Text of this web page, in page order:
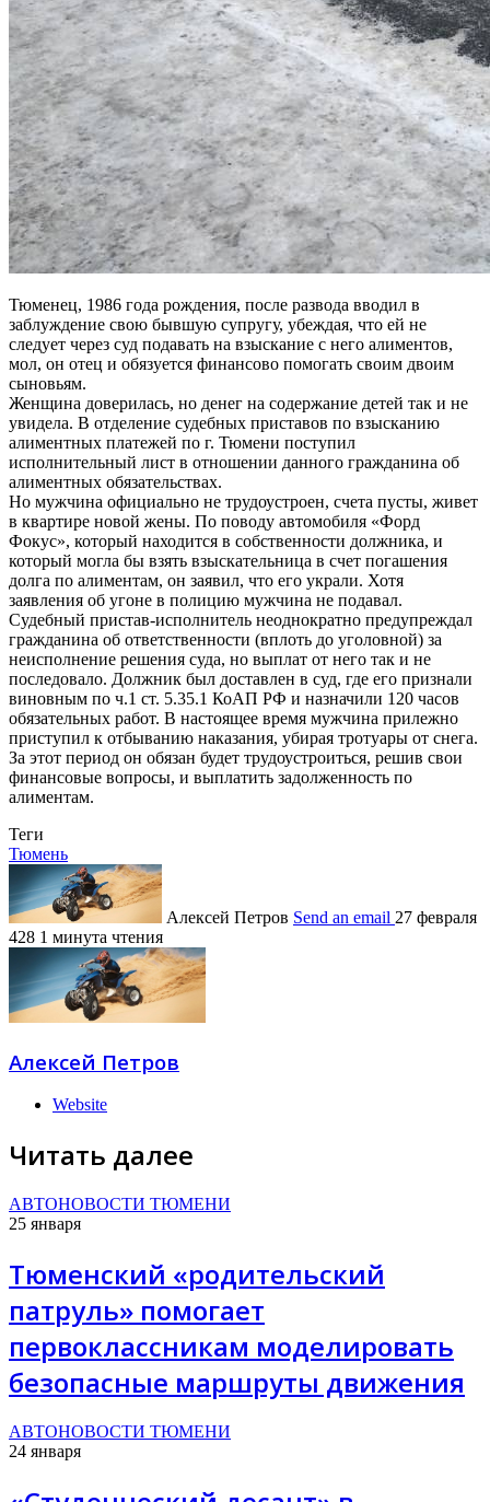
Тюменец, 1986 года рождения, после развода вводил в
заблуждение свою бывшую супругу, убеждая, что ей не
следует через суд подавать на взыскание с него алиментов,
мол, он отец и обязуется финансово помогать своим двоим
сыновьям.
Женщина доверилась, но денег на содержание детей так и не
увидела. В отделение судебных приставов по взысканию
алиментных платежей по г. Тюмени поступил
исполнительный лист в отношении данного гражданина об
алиментных обязательствах.
Но мужчина официально не трудоустроен, счета пусты, живет
в квартире новой жены. По поводу автомобиля «Форд
Фокус», который находится в собственности должника, и
который могла бы взять взыскательница в счет погашения
долга по алиментам, он заявил, что его украли. Хотя
заявления об угоне в полицию мужчина не подавал.
Судебный пристав-исполнитель неоднократно предупреждал
гражданина об ответственности (вплоть до уголовной) за
неисполнение решения суда, но выплат от него так и не
последовало. Должник был доставлен в суд, где его признали
виновным по ч.1 ст. 5.35.1 КоАП РФ и назначили 120 часов
обязательных работ. В настоящее время мужчина прилежно
приступил к отбыванию наказания, убирая тротуары от снега.
За этот период он обязан будет трудоустроиться, решив свои
финансовые вопросы, и выплатить задолженность по
алиментам.
Теги
Тюмень
Алексей Петров Send an email 27 февраля
428 1 минута чтения
Алексей Петров
Website
Читать далее
АВТОНОВОСТИ ТЮМЕНИ
25 января
Тюменский «родительский
патруль» помогает
первоклассникам моделировать
безопасные маршруты движения
АВТОНОВОСТИ ТЮМЕНИ
24 января